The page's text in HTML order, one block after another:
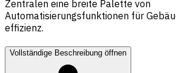
Zentralen eine breite Palette von
Automatisierungsfunktionen für
effizienz.
Vollständige Beschreibung öffnen